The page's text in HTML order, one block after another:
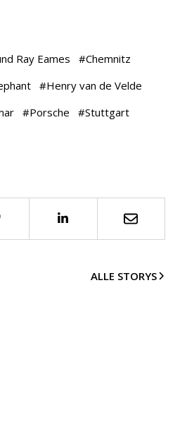
Ray Eames #Chemnitz
#Henry van de Velde
#Porsche #Stuttgart
ALLE STORYS